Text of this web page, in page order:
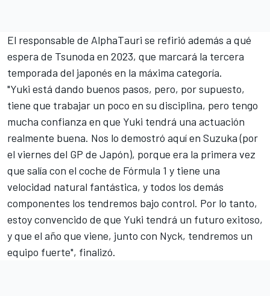
El responsable de AlphaTauri se refirió además a qué
espera de Tsunoda en 2023, que marcará la tercera
temporada del japonés en la máxima categoría.
"Yuki está dando buenos pasos, pero, por supuesto,
tiene que trabajar un poco en su disciplina, pero tengo
mucha confianza en que Yuki tendrá una actuación
realmente buena. Nos lo demostró aquí en Suzuka (por
el viernes del GP de Japón), porque era la primera vez
que salía con el coche de Fórmula 1 y tiene una
velocidad natural fantástica, y todos los demás
componentes los tendremos bajo control. Por lo tanto,
estoy convencido de que Yuki tendrá un futuro exitoso,
y que el año que viene, junto con Nyck, tendremos un
equipo fuerte", finalizó.